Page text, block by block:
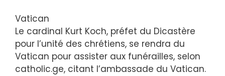
Vatican
Le cardinal Kurt Koch, préfet du Dicastère
pour l’unité des chrétiens, se rendra du
Vatican pour assister aux funérailles, selon
catholic.ge, citant l’ambassade du Vatican.